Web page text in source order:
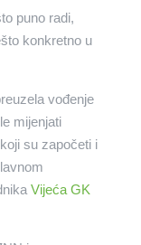
puno radi,
konkretno u
vođenje
mijenjati
su započeti i
Vijeća GK